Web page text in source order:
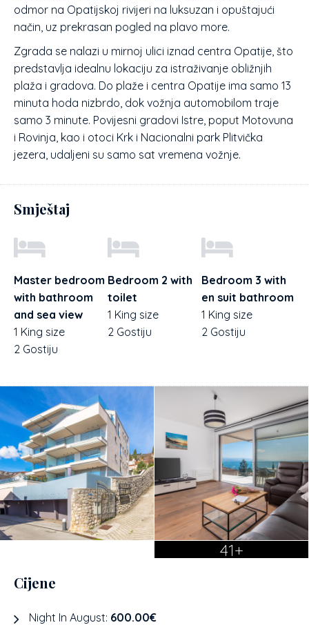
odmor na Opatijskoj rivijeri na luksuzan i opuštajući
način, uz prekrasan pogled na plavo more.
Zgrada se nalazi u mirnoj ulici iznad centra Opatije, što
predstavlja idealnu lokaciju za istraživanje obližnjih
plaža i gradova. Do plaže i centra Opatije ima samo 13
minuta hoda nizbrdo, dok vožnja automobilom traje
samo 3 minute. Povijesni gradovi Istre, poput Motovuna
i Rovinja, kao i otoci Krk i Nacionalni park Plitvička
jezera, udaljeni su samo sat vremena vožnje.
Smještaj
Master bedroom
with bathroom
and sea view
1 King size
2 Gostiju
Bedroom 2 with
toilet
1 King size
2 Gostiju
Bedroom 3 with
en suit bathroom
1 King size
2 Gostiju
41+
Cijene
Night In August: 600.00€